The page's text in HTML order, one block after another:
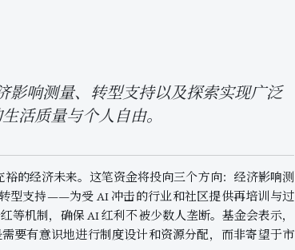
影响测量、转型支持以及探索实现广泛
活质量与个人自由。
的经济未来。这笔资金将投向三个方向：经济影响测
型支持——为受 AI 冲击的行业和社区提供再培训与过
机制，确保 AI 红利不被少数人垄断。基金会表示，
要有意识地进行制度设计和资源分配，而非寄望于市